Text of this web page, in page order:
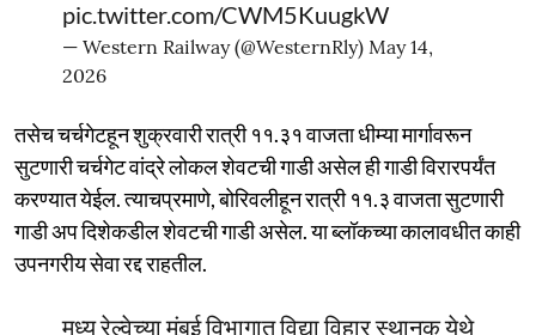
pic.twitter.com/CWM5KuugkW
— Western Railway (@WesternRly) May 14,
2026
तसेच चर्चगेटहून शुक्रवारी रात्री ११.३१ वाजता धीम्या मार्गावरून
सुटणारी चर्चगेट वांद्रे लोकल शेवटची गाडी असेल ही गाडी विरारपर्यंत
करण्यात येईल. त्याचप्रमाणे, बोरिवलीहून रात्री ११.३ वाजता सुटणारी
गाडी अप दिशेकडील शेवटची गाडी असेल. या ब्लॉकच्या कालावधीत काही
उपनगरीय सेवा रद्द राहतील.
मध्य रेल्वेच्या मुंबई विभागात विद्या विहार स्थानक येथे